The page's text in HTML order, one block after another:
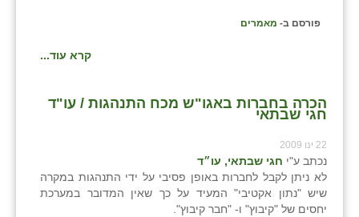
פורסם ב- מאמרים
קרא עוד...
הכרה בחברות באגו"ש מכח התנהגות / עו"ד
חגי שבתאי
22 ינו 2009
נכתב ע"י חגי שבתאי, עו״ד
לא ניתן לקבל לחברות באופן פסיבי על ידי התנהגות במקרה
שיש "נתון אקטיבי" המעיד על כך שאין המדובר במערכת
יחסים של "קיבוץ" ו- "חבר קיבוץ".
כפר אביב
כפר הרי״ף
כפר מישר